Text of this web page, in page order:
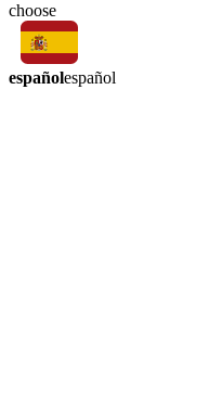
choose
españolespañol